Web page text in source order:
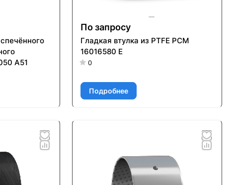
A51
По запросу
Гладкая втулка из PTFE PCM
16016580 E
0
Подробнее